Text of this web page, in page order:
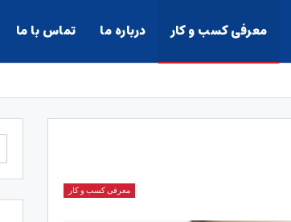
معرفی کسب و کار درباره ما تماس با ما
معرفی کسب و کار